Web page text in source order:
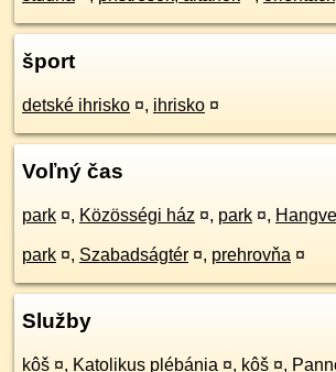
šport
detské ihrisko ¤, ihrisko ¤
Voľný čas
park ¤, Közösségi ház ¤, park ¤,
park ¤, Szabadságtér ¤, prehrovňa ¤
Služby
kôš ¤, Katolikus plébánia ¤, kôš ¤,